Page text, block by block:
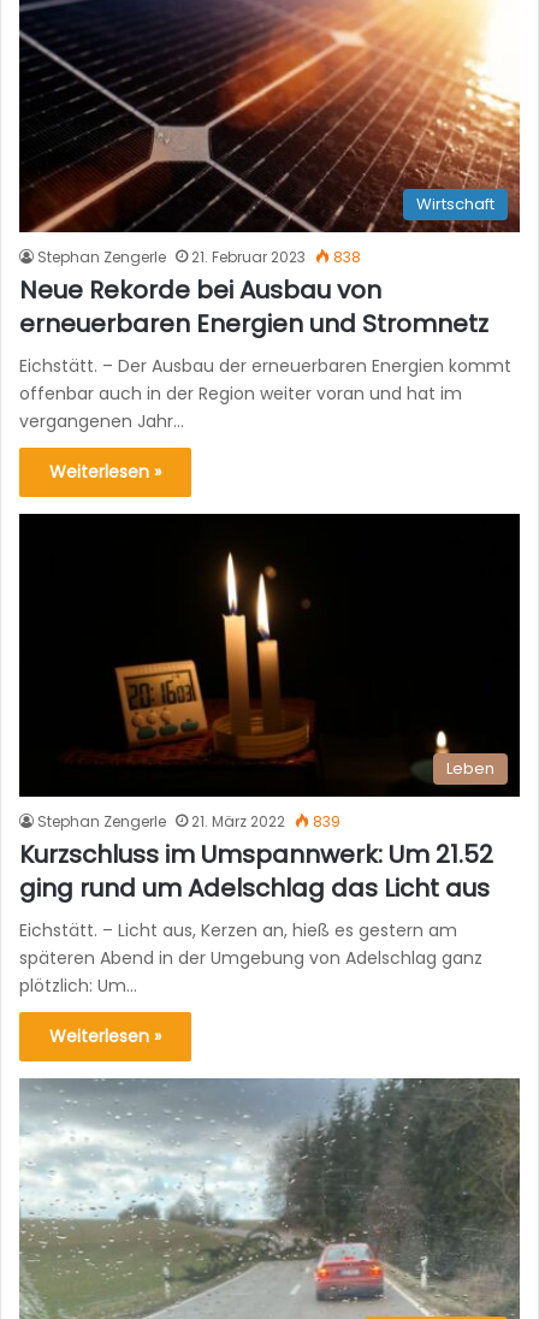
Wirtschaft
Stephan Zengerle 21. Februar 2023 838
Neue Rekorde bei Ausbau von
erneuerbaren Energien und Stromnetz
Eichstätt. – Der Ausbau der erneuerbaren Energien kommt
offenbar auch in der Region weiter voran und hat im
vergangenen Jahr…
Weiterlesen »
Leben
Stephan Zengerle 21. März 2022 839
Kurzschluss im Umspannwerk: Um 21.52
ging rund um Adelschlag das Licht aus
Eichstätt. – Licht aus, Kerzen an, hieß es gestern am
späteren Abend in der Umgebung von Adelschlag ganz
plötzlich: Um…
Weiterlesen »